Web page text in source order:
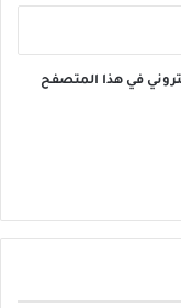
في هذا المتصفح